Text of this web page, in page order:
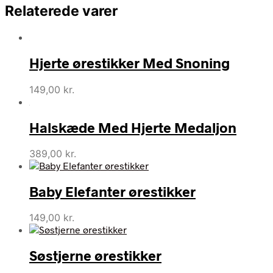
Relaterede varer
Hjerte ørestikker Med Snoning
149,00 kr.
Halskæde Med Hjerte Medaljon
389,00 kr.
Baby Elefanter ørestikker
149,00 kr.
Søstjerne ørestikker